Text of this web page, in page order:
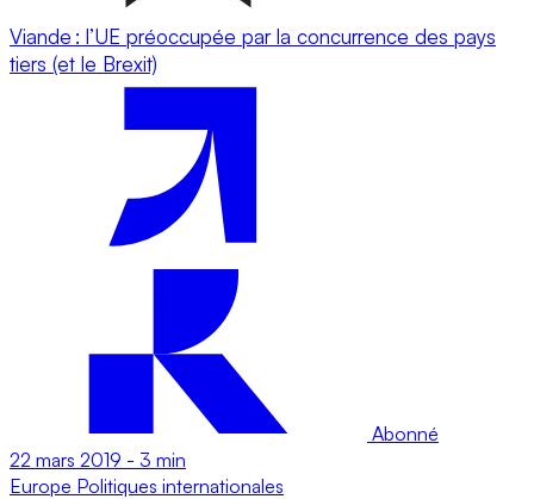
Viande : l’UE préoccupée par la concurrence des pays
tiers (et le Brexit)
Abonné
22 mars 2019 - 3 min
Europe Politiques internationales